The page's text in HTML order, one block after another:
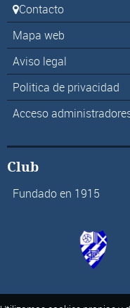
Contacto
Mapa web
Aviso legal
Politica de privacidad
Acceso
Club
Fundado en 1915